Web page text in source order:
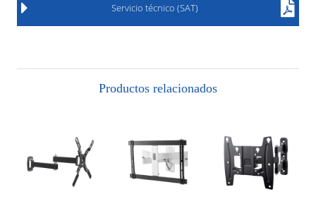
Servicio técnico (SAT)
Productos relacionados